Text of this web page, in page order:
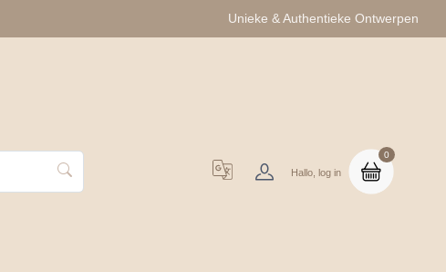
Unieke & Authentieke Ontwerpen
Hallo, log in
0